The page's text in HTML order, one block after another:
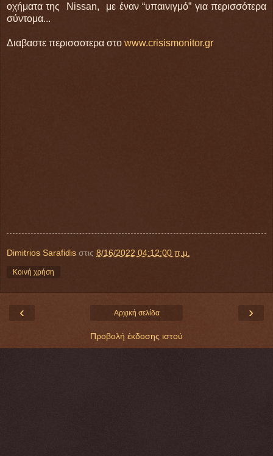
οχήματα της Nissan, με έναν “υπαινιγμό” για περισσότερα
σύντομα...
Διαβαστε περισσοτερα στο www.crisismonitor.gr
Dimitrios Sarafidis στις 8/16/2022 04:12:00 π.μ.
Κοινή χρήση
‹ ›
Αρχική σελίδα
Προβολή έκδοσης ιστού